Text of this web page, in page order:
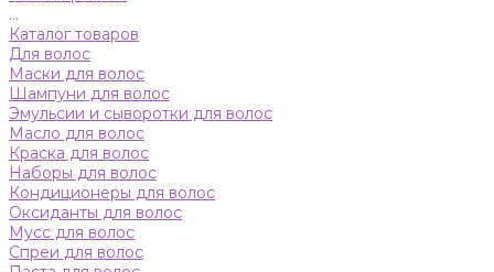
...
Каталог товаров
Для волос
Маски для волос
Шампуни для волос
Эмульсии и сыворотки для волос
Масло для волос
Краска для волос
Наборы для волос
Кондиционеры для волос
Оксиданты для волос
Мусс для волос
Спреи для волос